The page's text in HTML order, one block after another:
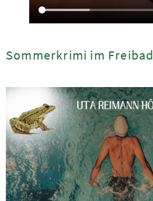
Sommerkrimi im Freibad